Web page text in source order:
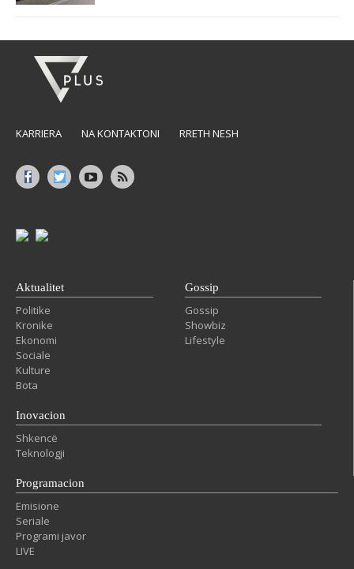
KARRIERA NA KONTAKTONI RRETH NESH
Aktualitet
Politike
Kronike
Ekonomi
Sociale
Kulture
Bota
Gossip
Gossip
Showbiz
Lifestyle
Inovacion
Shkencë
Teknologji
Programacion
Emisione
Seriale
Programi javor
LIVE